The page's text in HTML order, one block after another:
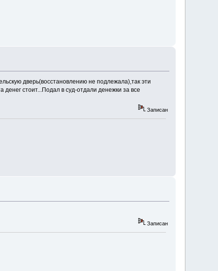
дверь(восстановлению не подлежала),так эти
стоит...Подал в суд-отдали денежки за все
Записан
Записан